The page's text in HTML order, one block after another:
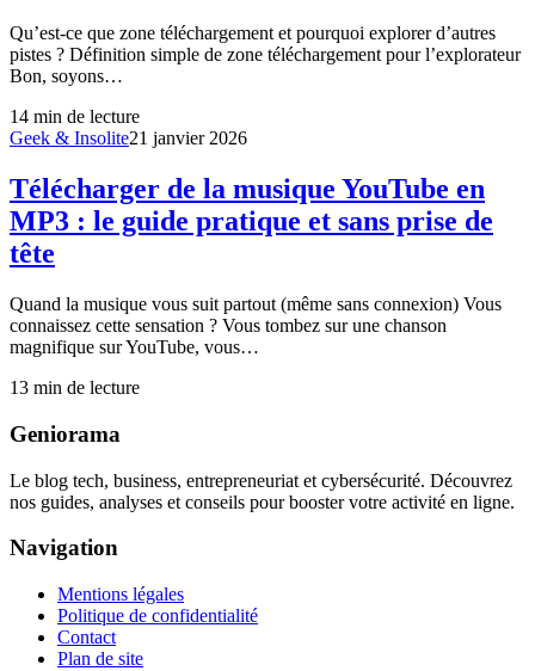
Qu’est-ce que zone téléchargement et pourquoi explorer d’autres
pistes ? Définition simple de zone téléchargement pour l’explorateur
Bon, soyons…
14 min de lecture
Geek & Insolite21 janvier 2026
Télécharger de la musique YouTube en
MP3 : le guide pratique et sans prise de
tête
Quand la musique vous suit partout (même sans connexion) Vous
connaissez cette sensation ? Vous tombez sur une chanson
magnifique sur YouTube, vous…
13 min de lecture
Geniorama
Le blog tech, business, entrepreneuriat et cybersécurité. Découvrez
nos guides, analyses et conseils pour booster votre activité en ligne.
Navigation
Mentions légales
Politique de confidentialité
Contact
Plan de site